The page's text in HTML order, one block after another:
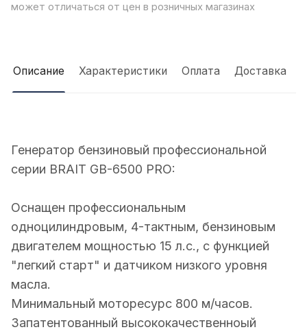
может отличаться от цен в розничных магазинах
Описание Характеристики Оплата Доставка
Генератор бензиновый профессиональной
серии BRAIT GB-6500 PRO:
Оснащен профессиональным
одноцилиндровым, 4-тактным, бензиновым
двигателем мощностью 15 л.с., с функцией
"легкий старт" и датчиком низкого уровня
масла.
Минимальный моторесурс 800 м/часов.
Запатентованный высококачественноый